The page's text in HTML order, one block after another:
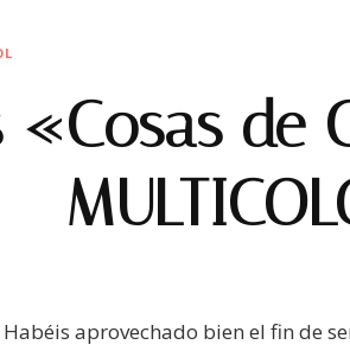
de
aprovechado bien el fin de